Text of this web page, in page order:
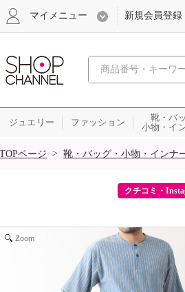
心おどる、瞬
マイメニュー 新規会員登録
ジュエリー ファッション
靴・バ
小物・イ
SALE
TOPページ > 靴・バッグ・小物・インナ
クチコミ・
Zoom